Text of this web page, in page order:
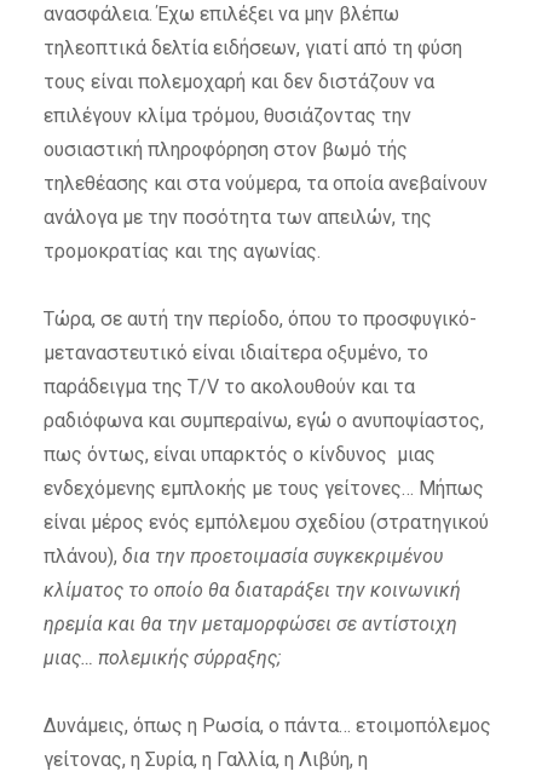
ανασφάλεια. Έχω επιλέξει να μην βλέπω
τηλεοπτικά δελτία ειδήσεων, γιατί από τη φύση
τους είναι πολεμοχαρή και δεν διστάζουν να
επιλέγουν κλίμα τρόμου, θυσιάζοντας την
ουσιαστική πληροφόρηση στον βωμό τής
τηλεθέασης και στα νούμερα, τα οποία ανεβαίνουν
ανάλογα με την ποσότητα των απειλών, της
τρομοκρατίας και της αγωνίας.
Τώρα, σε αυτή την περίοδο, όπου το προσφυγικό-
μεταναστευτικό είναι ιδιαίτερα οξυμένο, το
παράδειγμα της T/V το ακολουθούν και τα
ραδιόφωνα και συμπεραίνω, εγώ ο ανυποψίαστος,
πως όντως, είναι υπαρκτός ο κίνδυνος μιας
ενδεχόμενης εμπλοκής με τους γείτονες… Μήπως
είναι μέρος ενός εμπόλεμου σχεδίου (στρατηγικού
πλάνου), δια την προετοιμασία συγκεκριμένου
κλίματος το οποίο θα διαταράξει την κοινωνική
ηρεμία και θα την μεταμορφώσει σε αντίστοιχη
μιας… πολεμικής σύρραξης;
Δυνάμεις, όπως η Ρωσία, ο πάντα… ετοιμοπόλεμος
γείτονας, η Συρία, η Γαλλία, η Λιβύη, η